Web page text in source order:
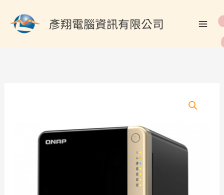
彥翔電腦資訊有限公司
尋